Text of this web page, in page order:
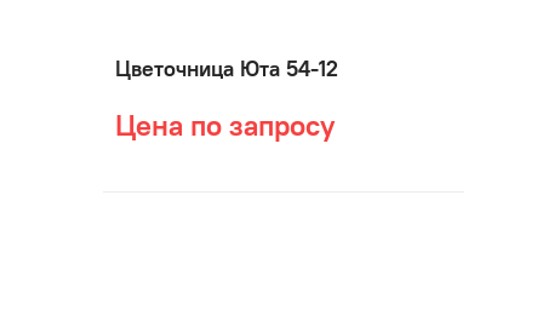
Цветочница Юта 54-12
Цена по запросу